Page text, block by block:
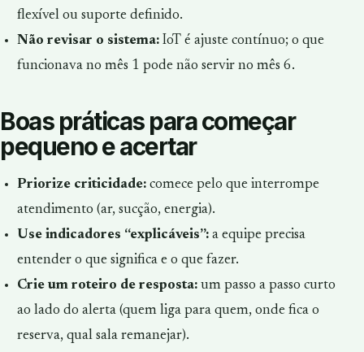
flexível ou suporte definido.
Não revisar o sistema:IoT é ajuste contínuo; o que
funcionava no mês 1 pode não servir no mês 6.
Boas práticas para começar
pequeno e acertar
Priorize criticidade:comece pelo que interrompe
atendimento (ar, sucção, energia).
Use indicadores “explicáveis”:a equipe precisa
entender o que significa e o que fazer.
Crie um roteiro de resposta:um passo a passo curto
ao lado do alerta (quem liga para quem, onde fica o
reserva, qual sala remanejar).